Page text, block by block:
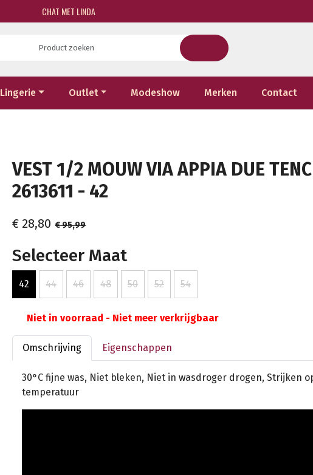
CHAT MET LINDA
Lingerie Outlet Modeshow Merken Contact
VEST 1/2 MOUW VIA APPIA DUE
2613611 - 42
€ 28,80 € 95,99
Selecteer Maat
42 44 46 48 50 52 54
Niet in voorraad - Niet meer verkrijgbaar
Omschrijving Eigenschappen
30°C fijne was, Niet bleken, Niet in wasdroger drogen, Strijken
temperatuur